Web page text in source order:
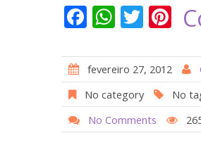
F
e
b
o
o
W
at
s
A
p
T
itt
er
Pi
er
e
st
fevereiro 27, 2012
No category
No
No Comments